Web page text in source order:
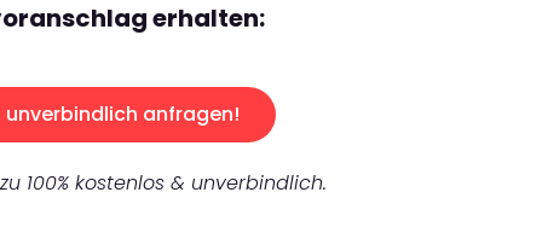
erhalten:
unverbindlich anfragen!
100% kostenlos & unverbindlich.